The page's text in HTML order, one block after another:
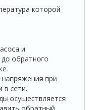
которой
и
обратного
при
в сети.
осуществляется
обратный